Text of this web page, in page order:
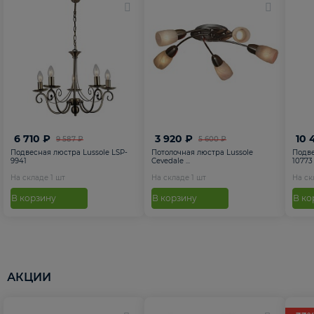
9 587 ₽
6 710 ₽
Подвесная люстра Lussole LSP-
9941
На складе 1 шт
В корзину
5 600 ₽
3 920 ₽
Потолочная люстра Lussole
Cevedale ...
На складе 1 шт
В корзину
10
10773
На
В
АКЦИИ